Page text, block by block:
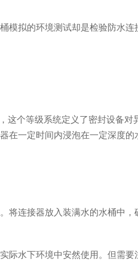
拟的环境测试却是检验防水连
这个等级系统定义了密封设备对
在一定时间内浸泡在一定深度的
连接器放入装满水的水桶中，
际水下环境中安然使用。但需要